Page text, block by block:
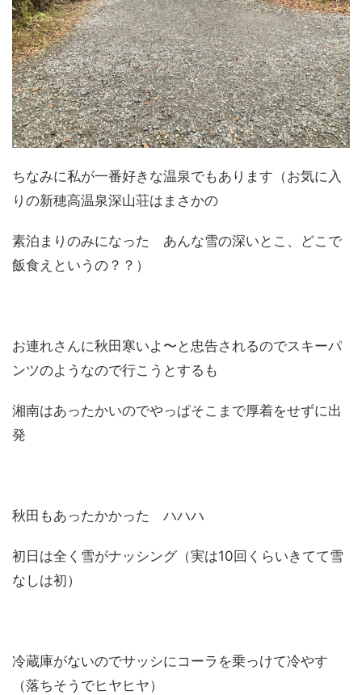
ちなみに私が一番好きな温泉でもあります（お気に入
りの新穂高温泉深山荘はまさかの
素泊まりのみになった あんな雪の深いとこ、どこで
飯食えというの？？）
お連れさんに秋田寒いよ〜と忠告されるのでスキーパ
ンツのようなので行こうとするも
湘南はあったかいのでやっぱそこまで厚着をせずに出
発
秋田もあったかかった ハハハ
初日は全く雪がナッシング（実は10回くらいきてて雪
なしは初）
冷蔵庫がないのでサッシにコーラを乗っけて冷やす
（落ちそうでヒヤヒヤ）